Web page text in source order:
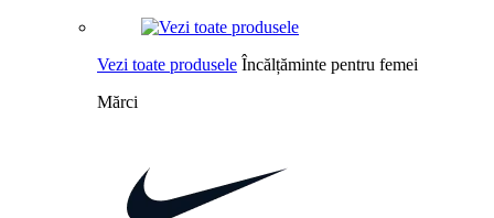
Vezi toate produsele Încălțăminte pentru femei
Mărci